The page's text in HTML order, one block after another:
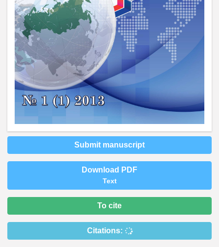
Submit manuscript
Download PDF
Text
To cite
Citations: